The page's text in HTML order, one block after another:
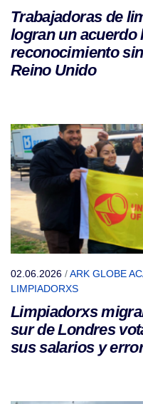
Trabajadoras de
logran un acuerdo
reconocimiento
Reino Unido
02.06.2026 /ARK GLOBE
LIMPIADORXS
Limpiadorxs
sur de Londres
sus salarios y